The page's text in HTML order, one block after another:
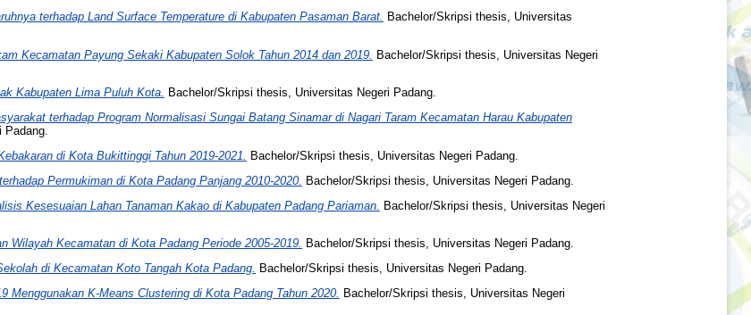
terhadap Land Surface Temperature di Kabupaten Pasaman Barat.
Bachelor/Skripsi thesis, Universitas
Kecamatan Payung Sekaki Kabupaten Solok Tahun 2014 dan 2019. Bachelor/Skripsi thesis, Universitas Negeri
Kabupaten Lima Puluh Kota. Bachelor/Skripsi thesis, Universitas Negeri Padang.
terhadap Program Normalisasi Sungai Batang Sinamar di Nagari Taram Kecamatan Harau Kabupaten
Padang.
di Kota Bukittinggi Tahun 2019-2021. Bachelor/Skripsi thesis, Universitas Negeri Padang.
Permukiman di Kota Padang Panjang 2010-2020. Bachelor/Skripsi thesis, Universitas Negeri Padang.
Kesesuaian Lahan Tanaman Kakao di Kabupaten Padang Pariaman. Bachelor/Skripsi thesis, Universitas Negeri
Wilayah Kecamatan di Kota Padang Periode 2005-2019. Bachelor/Skripsi thesis, Universitas Negeri Padang.
di Kecamatan Koto Tangah Kota Padang. Bachelor/Skripsi thesis, Universitas Negeri Padang.
Menggunakan K-Means Clustering di Kota Padang Tahun 2020. Bachelor/Skripsi thesis, Universitas Negeri